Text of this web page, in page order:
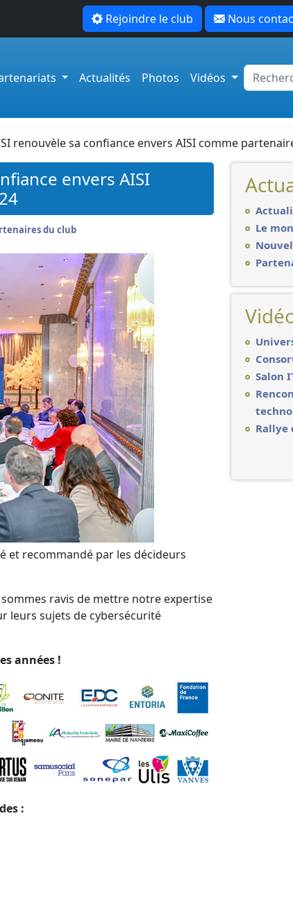
Rejoindre le club Nous
Actualités Photos Vidéos
renouvèle sa confiance envers AISI comme
envers AISI
du club
et recommandé par les décideurs
ravis de mettre notre expertise
leurs sujets de cybersécurité
années !
:
Le
Salon
Rallye